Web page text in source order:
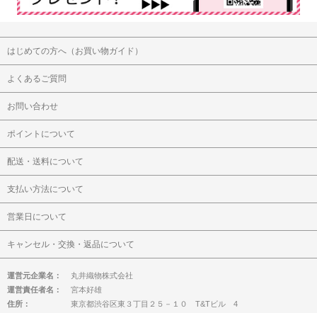
はじめての方へ（お買い物ガイド）
よくあるご質問
お問い合わせ
ポイントについて
配送・送料について
支払い方法について
営業日について
キャンセル・交換・返品について
運営元企業名：
丸井織物株式会社
運営責任者名：
宮本好雄
住所：
東京都渋谷区東３丁目２５－１０ T&Tビル 4